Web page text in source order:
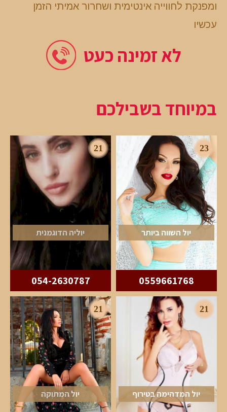
ומפנקת לחווייה אינטימית ושחרור אמיתי הזמן
עכשיו
לא זמינה כעט
במיוחד בשבילכם
23
יול השווה ביותר
0559661768
21
יוליה הדוגמנית
054-2630787
21
יול המדהימה בטירוף
21
יול המתוקה